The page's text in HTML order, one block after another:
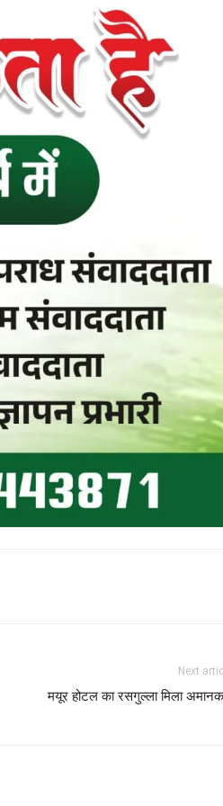
Next
मयूर होटल का रसगुल्ला मिला